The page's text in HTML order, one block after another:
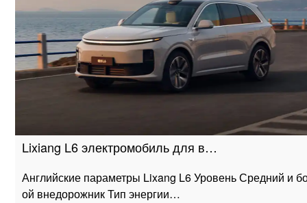
Lixiang L6 электромобиль для в…
Английские параметры Lixang L6 Уровень Средний и
ой внедорожник Тип энергии…